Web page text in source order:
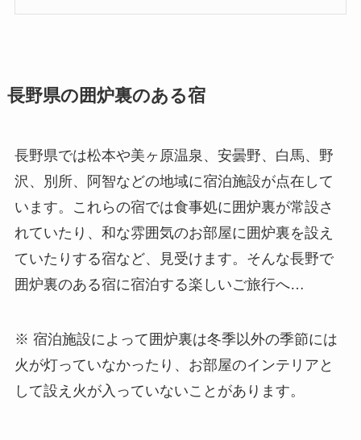
長野県の囲炉裏のある宿
長野県では松本や美ヶ原温泉、安曇野、白馬、野
沢、別所、阿智などの地域に宿泊施設が点在して
います。これらの宿では食事処に囲炉裏が常設さ
れていたり、和な雰囲気のお部屋に囲炉裏を設え
ていたりする宿など、見受けます。そんな長野で
囲炉裏のある宿に宿泊する楽しいご旅行へ…
※ 宿泊施設によって囲炉裏は冬季以外の季節には
火が灯っていなかったり、お部屋のインテリアと
して設え火が入っていないことがあります。